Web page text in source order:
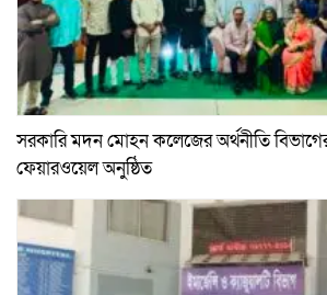
সরকারি মদন মোহন কলেজের অর্থনীতি বিভাগের
ফেয়ারওয়েল অনুষ্ঠিত